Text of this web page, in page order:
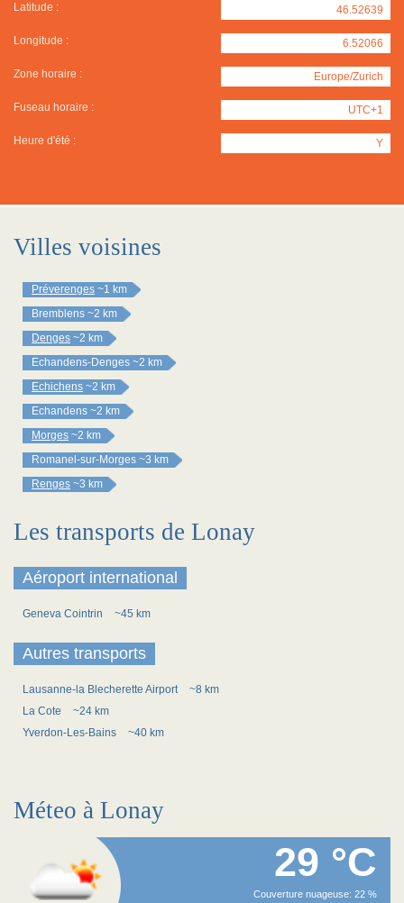
Latitude : 46.52639
Longitude : 6.52066
Zone horaire : Europe/Zurich
Fuseau horaire : UTC+1
Heure d'été : Y
Villes voisines
Préverenges ~1 km
Bremblens ~2 km
Denges ~2 km
Echandens-Denges ~2 km
Echichens ~2 km
Echandens ~2 km
Morges ~2 km
Romanel-sur-Morges ~3 km
Renges ~3 km
Les transports de Lonay
Aéroport international
Geneva Cointrin ~45 km
Autres transports
Lausanne-la Blecherette Airport
~8 km
La Cote
~24 km
Yverdon-Les-Bains
~40 km
Méteo à Lonay
29 °C
Couverture nuageuse: 22 %